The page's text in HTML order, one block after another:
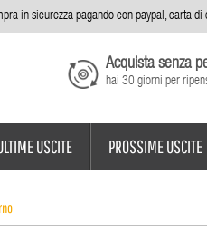
in sicurezza pagando con paypal, carta
Acquista senza
hai 30 giorni per
USCITE PROSSIME USCITE